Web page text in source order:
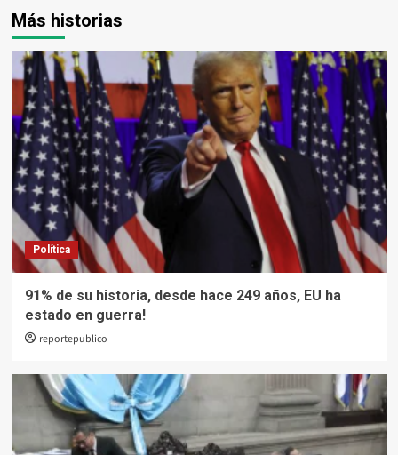
Más historias
Política
91% de su historia, desde hace 249 años, EU ha
estado en guerra!
reportepublico